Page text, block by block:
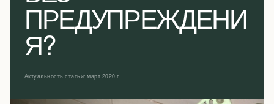
ПРЕДУПРЕЖДЕНИ
Я?
Актуальность статьи: март 2020 г.